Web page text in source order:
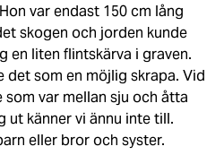
var endast 150 cm lång
skogen och jorden kunde
en liten flintskärva i graven.
det som en möjlig skrapa. Vid
som var mellan sju och åtta
ut känner vi ännu inte till.
eller bror och syster.